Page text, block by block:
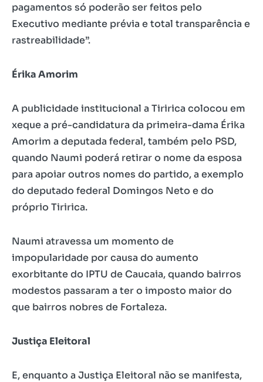
pagamentos só poderão ser feitos pelo
Executivo mediante prévia e total transparência e
rastreabilidade”.
Érika Amorim
A publicidade institucional a Tiririca colocou em
xeque a pré-candidatura da primeira-dama Érika
Amorim a deputada federal, também pelo PSD,
quando Naumi poderá retirar o nome da esposa
para apoiar outros nomes do partido, a exemplo
do deputado federal Domingos Neto e do
próprio Tiririca.
Naumi atravessa um momento de
impopularidade por causa do aumento
exorbitante do IPTU de Caucaia, quando bairros
modestos passaram a ter o imposto maior do
que bairros nobres de Fortaleza.
Justiça Eleitoral
E, enquanto a Justiça Eleitoral não se manifesta,